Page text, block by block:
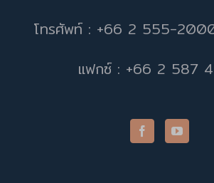
โทรศัพท์ : +66 2 555-
แฟกซ์ : +66 2 587